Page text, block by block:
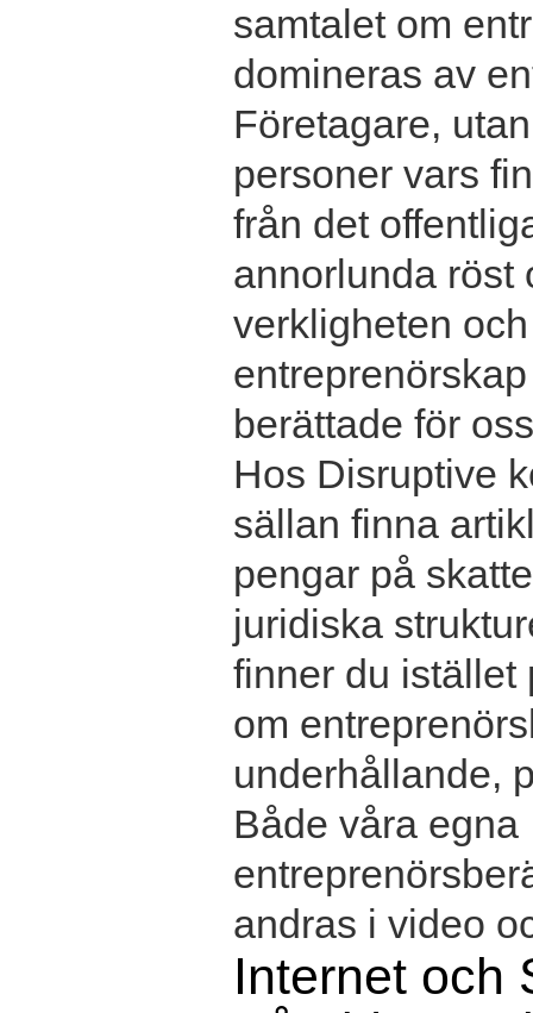
samtalet om
domineras av
Företagare,
personer vars
från det
annorlunda röst
verkligheten
berättade för
Hos Disruptive
sällan finna
pengar på
juridiska
finner du istället
om
underhållande,
Både våra egna
andras i video
Internet och